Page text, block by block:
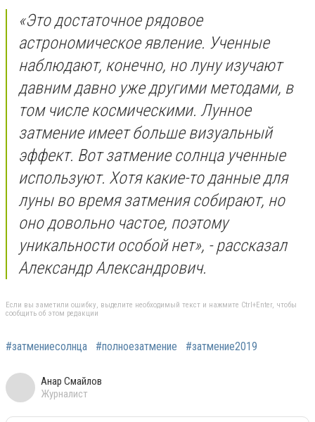
«Это достаточное рядовое
астрономическое явление. Ученные
наблюдают, конечно, но луну изучают
давним давно уже другими методами, в
том числе космическими. Лунное
затмение имеет больше визуальный
эффект. Вот затмение солнца ученные
используют. Хотя какие-то данные для
луны во время затмения собирают, но
оно довольно частое, поэтому
уникальности особой нет», - рассказал
Александр Александрович.
Если вы заметили ошибку, выделите необходимый текст и нажмите Ctrl+Enter, чтобы
сообщить об этом редакции
#затмениесолнца #полноезатмение #затмение2019
Анар Смайлов
Журналист